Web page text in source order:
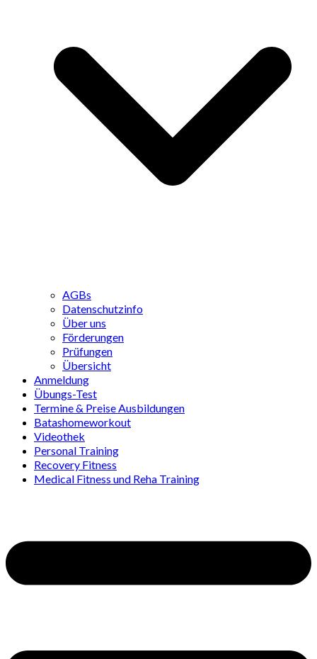
AGBs
Datenschutzinfo
Über uns
Förderungen
Prüfungen
Übersicht
Anmeldung
Übungs-Test
Termine & Preise Ausbildungen
Batashomeworkout
Videothek
Personal Training
Recovery Fitness
Medical Fitness und Reha Training